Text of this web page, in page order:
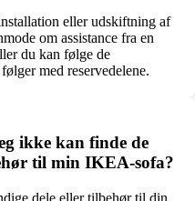
eller udskiftning af
om assistance fra en
du kan følge de
med reservedelene.
ikke kan finde de
til min IKEA-sofa?
dele eller tilbehør til din